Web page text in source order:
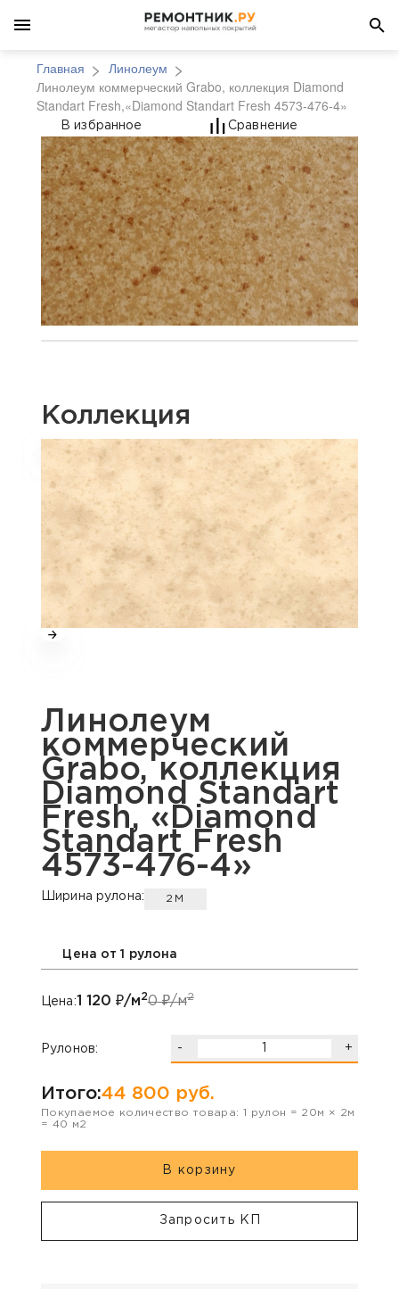
Главная
Линолеум
Линолеум коммерческий Grabo, коллекция Diamond
Standart Fresh,«Diamond Standart Fresh 4573-476-4»
Линолеум
В избранное Сравнение
Коллекция
Линолеум
коммерческий
Grabo, коллекция
Diamond Standart
Fresh, «Diamond
Standart Fresh
4573-476-4»
Ширина рулона: 2М
Цена от 1 рулона
Цена:1 120 ₽/м20₽/м2
Рулонов: - +
Итого:44 800 руб.
Покупаемое количество товара: 1 рулон = 20м × 2м
= 40 м2
В корзину
Запросить КП